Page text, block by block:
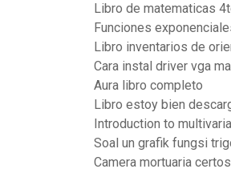
Libro de matematicas
Funciones
Libro inventarios de
Cara instal driver vga
Aura libro completo
Libro estoy bien
Introduction to
Soal un grafik fungsi
Camera mortuaria